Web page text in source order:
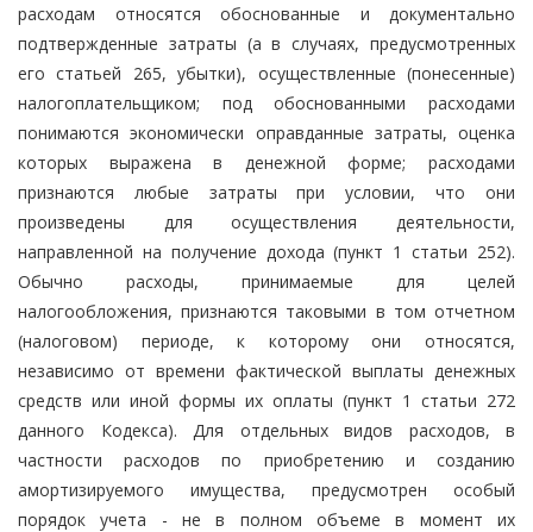
расходам относятся обоснованные и документально
подтвержденные затраты (а в случаях, предусмотренных
его статьей 265, убытки), осуществленные (понесенные)
налогоплательщиком; под обоснованными расходами
понимаются экономически оправданные затраты, оценка
которых выражена в денежной форме; расходами
признаются любые затраты при условии, что они
произведены для осуществления деятельности,
направленной на получение дохода (пункт 1 статьи 252).
Обычно расходы, принимаемые для целей
налогообложения, признаются таковыми в том отчетном
(налоговом) периоде, к которому они относятся,
независимо от времени фактической выплаты денежных
средств или иной формы их оплаты (пункт 1 статьи 272
данного Кодекса). Для отдельных видов расходов, в
частности расходов по приобретению и созданию
амортизируемого имущества, предусмотрен особый
порядок учета - не в полном объеме в момент их